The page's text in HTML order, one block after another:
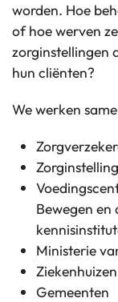
worden. Hoe
of hoe werven
zorginstellingen
hun cliënten?
We werken
Bewegen
Ministerie
Ziekenhuizen
Gemeenten